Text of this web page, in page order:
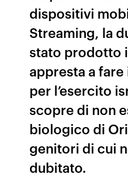
dispositivi
Streaming, la
stato prodotto
appresta a
per l’esercito
scopre di non
biologico di
genitori di cui
dubitato.